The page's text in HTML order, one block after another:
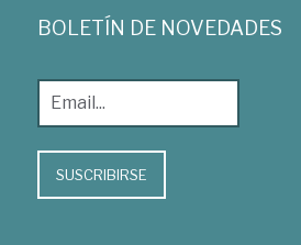
BOLETÍN DE NOVEDADES
SUSCRIBIRSE